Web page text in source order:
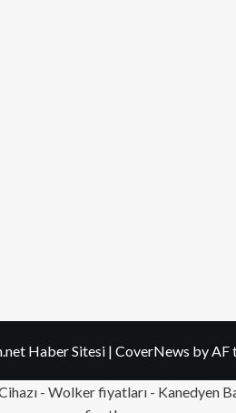
Haber Sitesi | CoverNews by AF
- Wolker fiyatları - Kanedyen